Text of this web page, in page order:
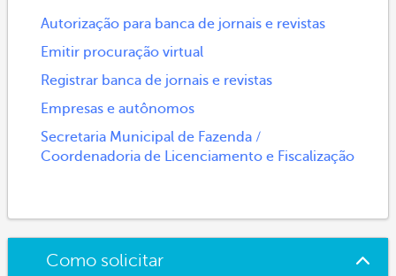
Autorização para banca de jornais e revistas
Emitir procuração virtual
Registrar banca de jornais e revistas
Empresas e autônomos
Secretaria Municipal de Fazenda /
Coordenadoria de Licenciamento e Fiscalização
Como solicitar